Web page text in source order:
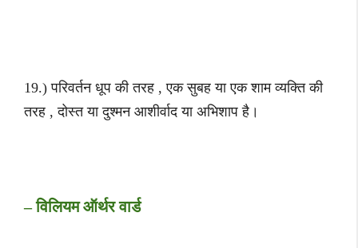
19.) परिवर्तन धूप की तरह , एक सुबह या एक शाम व्यक्ति की
तरह , दोस्त या दुश्मन आशीर्वाद या अभिशाप है।
– विलियम ऑर्थर वार्ड